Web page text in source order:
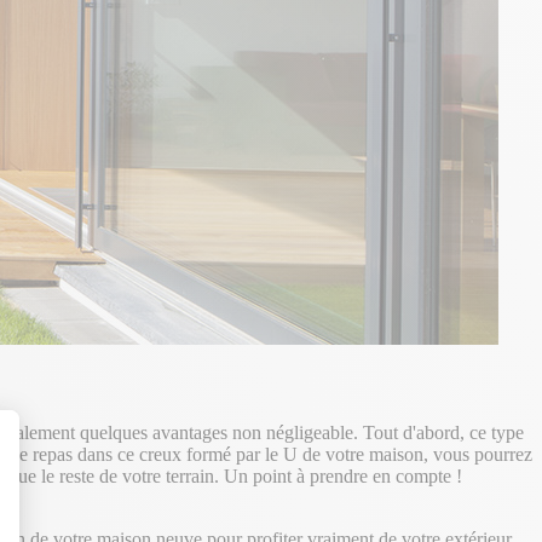
quelques avantages non négligeable. Tout d'abord, ce type
repas dans ce creux formé par le U de votre maison, vous pourrez
le reste de votre terrain. Un point à prendre en compte !
: Personnalisez vos Options